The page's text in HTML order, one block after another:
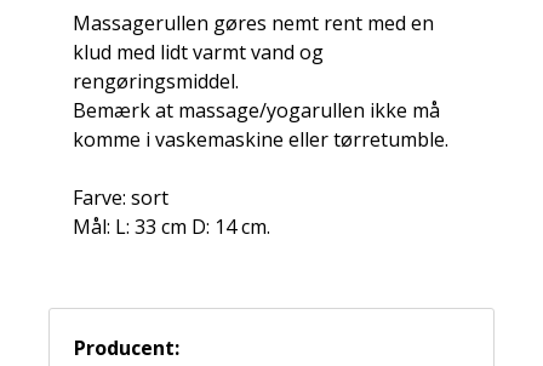
Massagerullen gøres nemt rent med en
klud med lidt varmt vand og
rengøringsmiddel.
Bemærk at massage/yogarullen ikke må
komme i vaskemaskine eller tørretumble.
Farve: sort
Mål: L: 33 cm D: 14 cm.
Producent: